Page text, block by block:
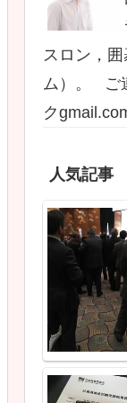
スロン，
ム）。 ご
ク
人気記事